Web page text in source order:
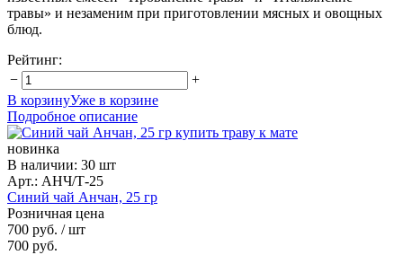
травы» и незаменим при приготовлении мясных и овощных
блюд.
Рейтинг:
−
+
В корзинуУже в корзине
Подробное описание
новинка
В наличии: 30 шт
Арт.: АНЧ/Т-25
Синий чай Анчан, 25 гр
Розничная цена
700 руб. / шт
700 руб.